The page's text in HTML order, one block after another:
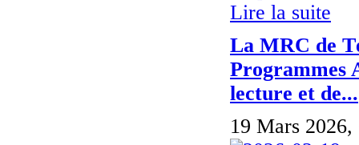
Lire la suite
La MRC de
Programmes
lecture et de...
19 Mars 2026,